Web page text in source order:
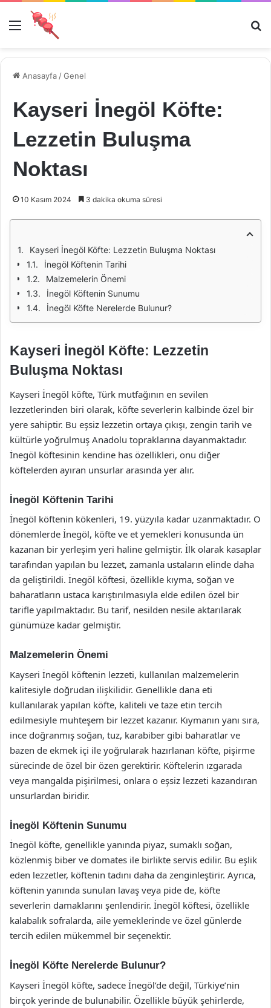
Menü
Anasayfa /Genel
Kayseri İnegöl Köfte:
Lezzetin Buluşma
Noktası
10 Kasım 2024 3 dakika okuma süresi
Kayseri İnegöl Köfte: Lezzetin Buluşma Noktası
İnegöl Köftenin Tarihi
Malzemelerin Önemi
İnegöl Köftenin Sunumu
İnegöl Köfte Nerelerde Bulunur?
Kayseri İnegöl Köfte: Lezzetin
Buluşma Noktası
Kayseri İnegöl köfte, Türk mutfağının en sevilen
lezzetlerinden biri olarak, köfte severlerin kalbinde özel bir
yere sahiptir. Bu eşsiz lezzetin ortaya çıkışı, zengin tarih ve
kültürle yoğrulmuş Anadolu topraklarına dayanmaktadır.
İnegöl köftesinin kendine has özellikleri, onu diğer
köftelerden ayıran unsurlar arasında yer alır.
İnegöl Köftenin Tarihi
İnegöl köftenin kökenleri, 19. yüzyıla kadar uzanmaktadır. O
dönemlerde İnegöl, köfte ve et yemekleri konusunda ün
kazanan bir yerleşim yeri haline gelmiştir. İlk olarak kasaplar
tarafından yapılan bu lezzet, zamanla ustaların elinde daha
da geliştirildi. İnegöl köftesi, özellikle kıyma, soğan ve
baharatların ustaca karıştırılmasıyla elde edilen özel bir
tarifle yapılmaktadır. Bu tarif, nesilden nesile aktarılarak
günümüze kadar gelmiştir.
Malzemelerin Önemi
Kayseri İnegöl köftenin lezzeti, kullanılan malzemelerin
kalitesiyle doğrudan ilişkilidir. Genellikle dana eti
kullanılarak yapılan köfte, kaliteli ve taze etin tercih
edilmesiyle muhteşem bir lezzet kazanır. Kıymanın yanı sıra,
ince doğranmış soğan, tuz, karabiber gibi baharatlar ve
bazen de ekmek içi ile yoğrularak hazırlanan köfte, pişirme
sürecinde de özel bir özen gerektirir. Köftelerin ızgarada
veya mangalda pişirilmesi, onlara o eşsiz lezzeti kazandıran
unsurlardan biridir.
İnegöl Köftenin Sunumu
İnegöl köfte, genellikle yanında piyaz, sumaklı soğan,
közlenmiş biber ve domates ile birlikte servis edilir. Bu eşlik
eden lezzetler, köftenin tadını daha da zenginleştirir. Ayrıca,
köftenin yanında sunulan lavaş veya pide de, köfte
severlerin damaklarını şenlendirir. İnegöl köftesi, özellikle
kalabalık sofralarda, aile yemeklerinde ve özel günlerde
tercih edilen mükemmel bir seçenektir.
İnegöl Köfte Nerelerde Bulunur?
Kayseri İnegöl köfte, sadece İnegöl’de değil, Türkiye’nin
birçok yerinde de bulunabilir. Özellikle büyük şehirlerde,